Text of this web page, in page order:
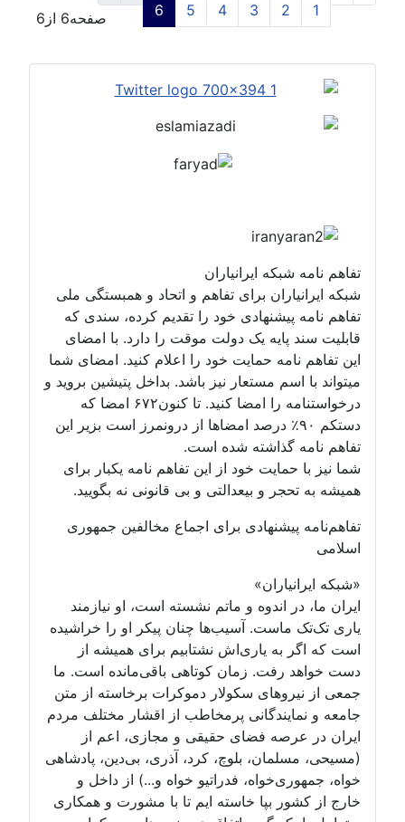
صفحه6 از6 1
2
3
4
5
6
تفاهم نامه شبکه ایرانیاران
شبکه ایرانیاران برای تفاهم و اتحاد و همبستگی ملی
تفاهم نامه پیشنهادی خود را تقدیم کرده، سندی که
قابلیت سند پایه یک دولت موقت را دارد. با امضای
این تفاهم نامه حمایت خود را اعلام کنید. امضای شما
میتواند با اسم مستعار نیز باشد. بداخل پتیشین بروید و
درخواستنامه را امضا کنید. تا کنون۶۷۲ امضا که
دستکم ۹۰٪ درصد امضاها از درونمرز است بزیر این
تفاهم نامه گذاشته شده است.
شما نیز با حمایت خود از این تفاهم نامه یکبار برای
همیشه به تحجر و بیعدالتی و بی قانونی نه بگویید.
تفاهم‌نامه پیشنهادی برای اجماع مخالفین جمهوری
اسلامی
«شبکه ایرانیاران»
ایران ما، در اندوه و ماتم نشسته است، او نیازمند
یاری تک‌تک ماست. آسیب‌ها چنان پیکر او را خراشیده
است که اگر به یاری‌اش نشتابیم برای همیشه از
دست خواهد رفت. زمان کوتاهی باقی‌مانده است. ما
جمعی از نیروهای سکولار دموکرات برخاسته از متن
جامعه و نمایندگانی پرمخاطب از اقشار مختلف مردم
ایران در عرصه فضای حقیقی و مجازی، اعم از
(مسیحی، مسلمان، بلوچ، کرد، آذری، بی‌دین، پادشاهی
خواه، جمهوری‌خواه، فدراتیو خواه و...) از داخل و
خارج از کشور بپا خاسته ایم تا با مشورت و همکاری